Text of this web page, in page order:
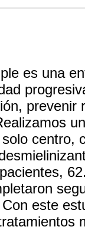
es una
centro,
este